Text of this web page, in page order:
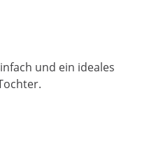
und ein ideales